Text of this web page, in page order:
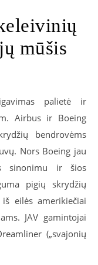
mūšis
palietė ir
Airbus ir Boeing
bendrovėms
Nors Boeing jau
sinonimu ir šios
pigių skrydžių
eilės amerikiečiai
JAV gamintojai
(„svajonių